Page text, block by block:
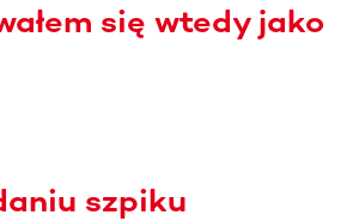
się wtedy jako
szpiku